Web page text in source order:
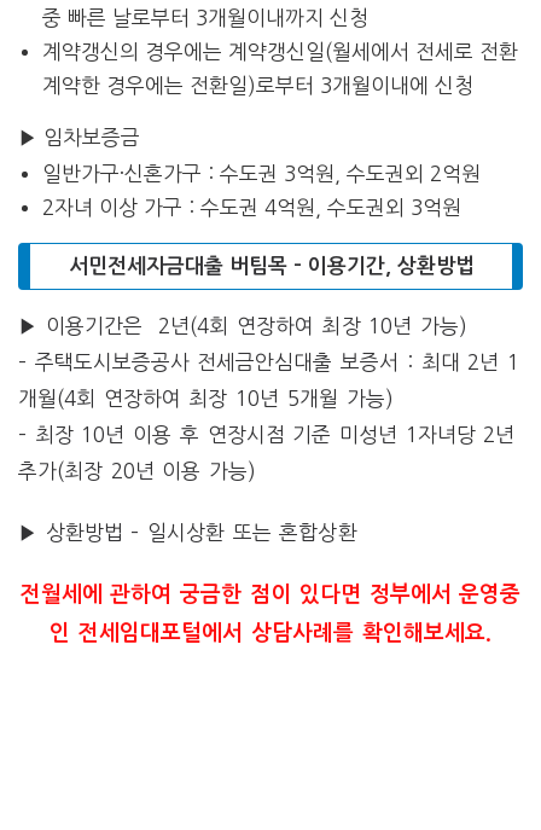
중 빠른 날로부터 3개월이내까지 신청
계약갱신의 경우에는 계약갱신일(월세에서 전세로 전환
계약한 경우에는 전환일)로부터 3개월이내에 신청
▶ 임차보증금
일반가구·신혼가구 : 수도권 3억원, 수도권외 2억원
2자녀 이상 가구 : 수도권 4억원, 수도권외 3억원
서민전세자금대출 버팀목 – 이용기간, 상환방법
▶ 이용기간은 2년(4회 연장하여 최장 10년 가능)
– 주택도시보증공사 전세금안심대출 보증서 : 최대 2년 1
개월(4회 연장하여 최장 10년 5개월 가능)
– 최장 10년 이용 후 연장시점 기준 미성년 1자녀당 2년
추가(최장 20년 이용 가능)
▶ 상환방법 – 일시상환 또는 혼합상환
전월세에 관하여 궁금한 점이 있다면 정부에서 운영중
인 전세임대포털에서 상담사례를 확인해보세요.